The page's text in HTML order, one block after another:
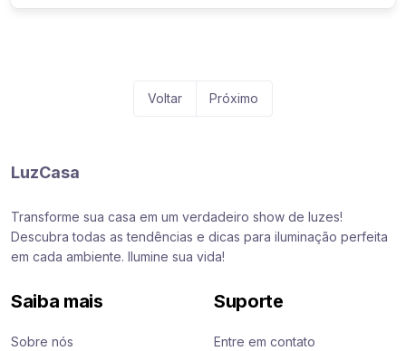
Voltar Próximo
LuzCasa
Transforme sua casa em um verdadeiro show de luzes!
Descubra todas as tendências e dicas para iluminação perfeita
em cada ambiente. Ilumine sua vida!
Saiba mais
Sobre nós
Suporte
Entre em contato